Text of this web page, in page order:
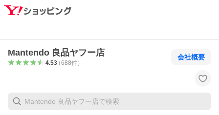
Mantendo 良品ヤフー店
4.53（688件）
会社概要